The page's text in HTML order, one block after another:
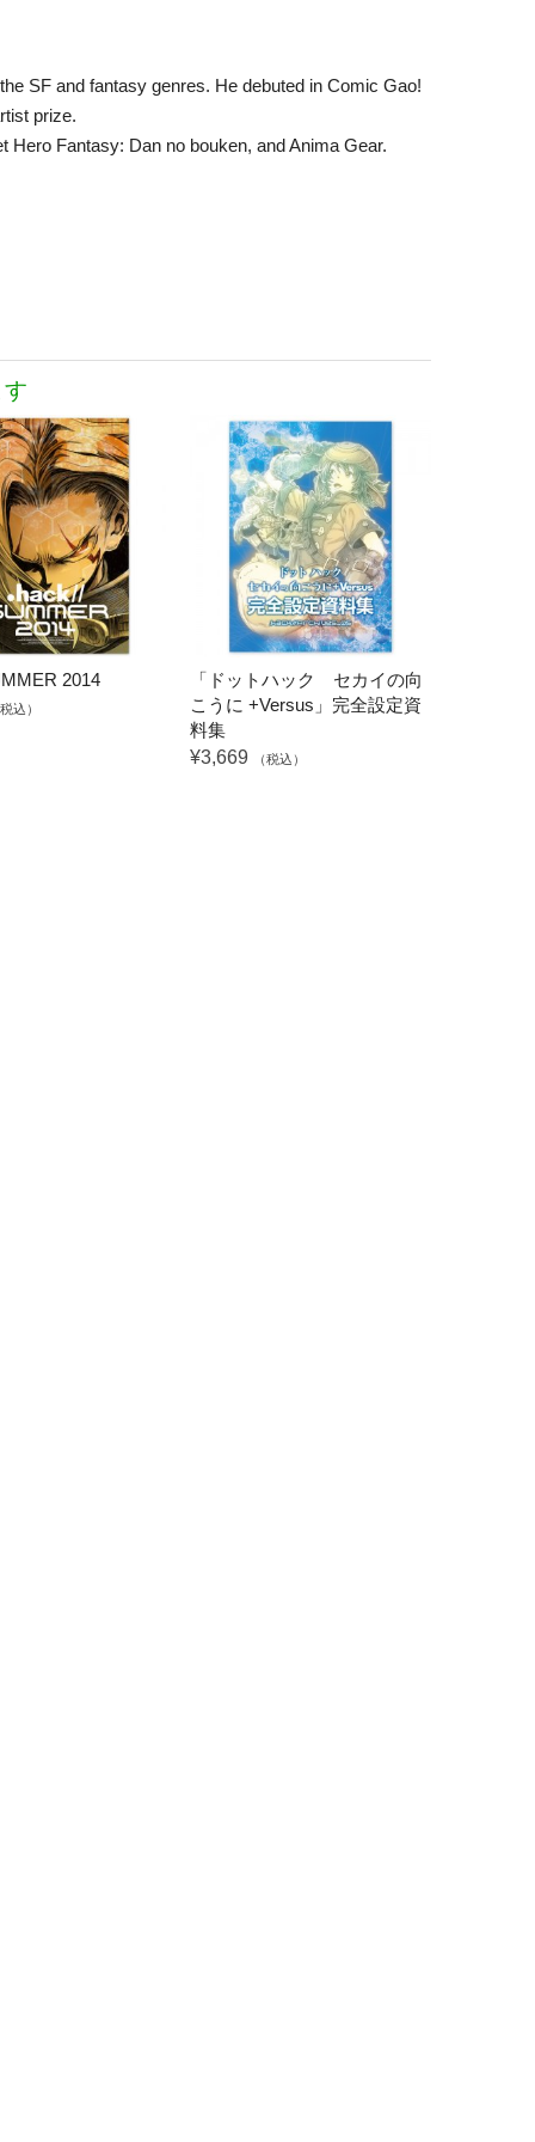
SF and fantasy genres. He debuted in Comic Gao!
prize.
Fantasy: Dan no bouken, and Anima Gear.
2014
税込）
「ドットハック セカイの向
こうに +Versus」完全設定資
料集
¥3,669
（税込）